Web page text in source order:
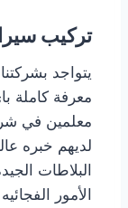
تركيب
يتواجد
معرفة كاملة
معلمين في
لديهم خبره
البلاطات
الأمور الفجائيه